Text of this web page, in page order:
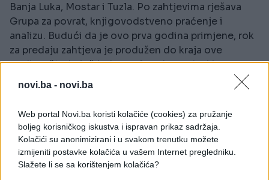
novi.ba - novi.ba
Web portal Novi.ba koristi kolačiće (cookies) za pružanje
boljeg korisničkog iskustva i ispravan prikaz sadržaja.
Kolačići su anonimizirani i u svakom trenutku možete
izmijeniti postavke kolačića u vašem Internet pregledniku.
Slažete li se sa korištenjem kolačića?
Banja Luka, Mostar i Tuzla. Po zahtjevima rješava
Grupa za povrat, knjigovodstveno praćenje i
analizu. Budući da je ovo prva godina primjene, rok
za predaju zahtjeva je produžen do kraja ove
godine, što je još jedan razlog da građani bez
pritiska i žurbe pripreme svoje papire. UIO je izvršila
kadrovski ojačale ove organizacione jedinice, a sve
u cilju toga da što prije zaprimimo, obradimo i
rješimo zahtjeve građana", poručeno je sa današnje
press konferencije u Upravi za indirektno
oporezivanje.